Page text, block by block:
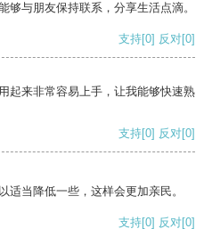
够与朋友保持联系，分享生活点滴。
支持[0] 反对[0]
起来非常容易上手，让我能够快速熟
支持[0] 反对[0]
适当降低一些，这样会更加亲民。
支持[0] 反对[0]